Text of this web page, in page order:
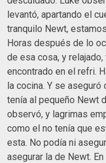
levantó, apartando el
tranquilo Newt,
Horas después de lo
de esa cosa, y
encontrado en el refri.
la cocina. Y se
tenía al pequeño Newt
observó, y lagrimas
como el no tenía que
esta. No podía ni
asegurar la de Newt.